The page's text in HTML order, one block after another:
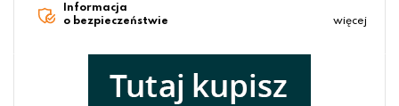
Informacja
o bezpieczeństwie
więcej